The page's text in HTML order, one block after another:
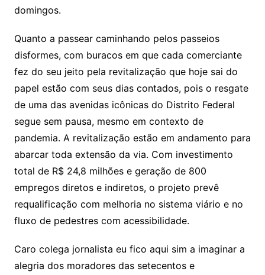
domingos.
Quanto a passear caminhando pelos passeios
disformes, com buracos em que cada comerciante
fez do seu jeito pela revitalização que hoje sai do
papel estão com seus dias contados, pois o resgate
de uma das avenidas icônicas do Distrito Federal
segue sem pausa, mesmo em contexto de
pandemia. A revitalização estão em andamento para
abarcar toda extensão da via. Com investimento
total de R$ 24,8 milhões e geração de 800
empregos diretos e indiretos, o projeto prevê
requalificação com melhoria no sistema viário e no
fluxo de pedestres com acessibilidade.
Caro colega jornalista eu fico aqui sim a imaginar a
alegria dos moradores das setecentos e